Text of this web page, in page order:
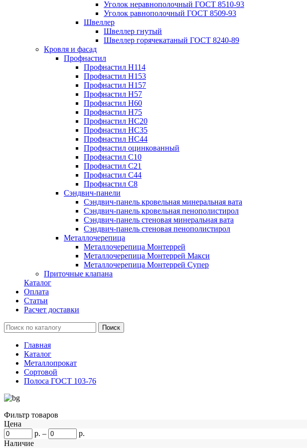
Уголок неравнополочный ГОСТ 8510-93
Уголок равнополочный ГОСТ 8509-93
Швеллер
Швеллер гнутый
Швеллер горячекатаный ГОСТ 8240-89
Кровля и фасад
Профнастил
Профнастил Н114
Профнастил Н153
Профнастил Н157
Профнастил Н57
Профнастил Н60
Профнастил Н75
Профнастил НС20
Профнастил НС35
Профнастил НС44
Профнастил оцинкованный
Профнастил С10
Профнастил С21
Профнастил С44
Профнастил С8
Сэндвич-панели
Сэндвич-панель кровельная минеральная вата
Сэндвич-панель кровельная пенополистирол
Сэндвич-панель стеновая минеральная вата
Сэндвич-панель стеновая пенополистирол
Металлочерепица
Металлочерепица Монтеррей
Металлочерепица Монтеррей Макси
Металлочерепица Монтеррей Супер
Приточные клапана
Каталог
Оплата
Статьи
Расчет доставки
Главная
Каталог
Металлопрокат
Сортовой
Полоса ГОСТ 103-76
Фильтр товаров
Цена
р. –
р.
Наличие